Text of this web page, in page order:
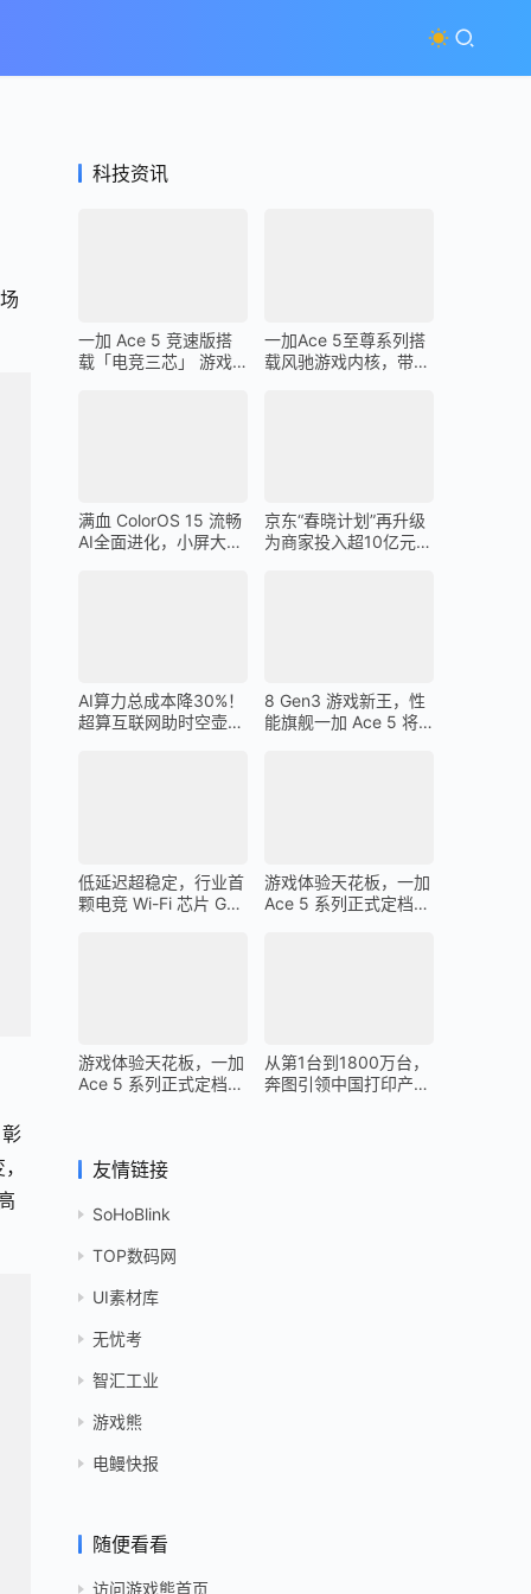
科技资讯
一加 Ace 5 竞速版搭
载「电竞三芯」 游戏
一加Ace 5至尊系列搭
载风驰游戏内核，带来
满血 ColorOS 15 流畅
AI全面进化，小屏大魔
京东“春晓计划”再升级
为商家投入超10亿元广
AI算力总成本降30%！
超算互联网助时空壶高
8 Gen3 游戏新王，性
能旗舰一加 Ace 5 将
低延迟超稳定，行业首
颗电竞 Wi-Fi 芯片 G1
游戏体验天花板，一加
Ace 5 系列正式定档
游戏体验天花板，一加
Ace 5 系列正式定档
从第1台到1800万台，
奔图引领中国打印产业
友情链接
SoHoBlink
TOP数码网
UI素材库
无忧考
智汇工业
游戏熊
电鳗快报
随便看看
访问游戏熊首页